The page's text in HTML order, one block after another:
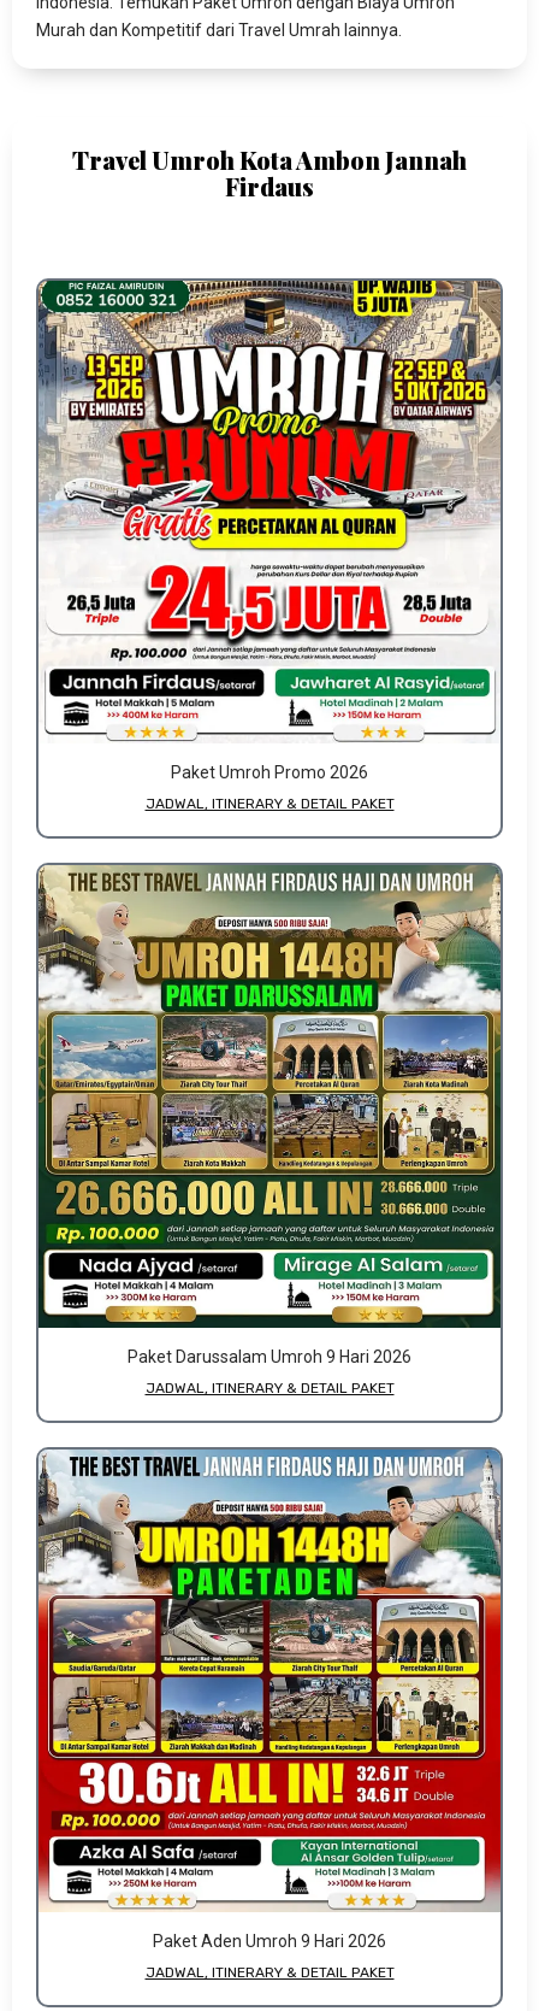
Murah dan Kompetitif dari Travel Umrah lainnya.
Travel Umroh Kota Ambon Jannah
Firdaus
Paket Umroh Promo 2026
JADWAL, ITINERARY & DETAIL PAKET
Paket Darussalam Umroh 9 Hari 2026
JADWAL, ITINERARY & DETAIL PAKET
Paket Aden Umroh 9 Hari 2026
JADWAL, ITINERARY & DETAIL PAKET